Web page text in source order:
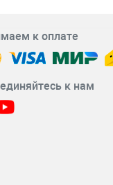
к оплате
к нам